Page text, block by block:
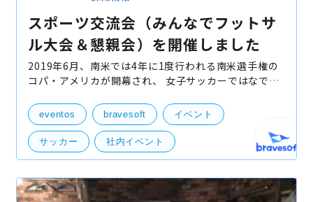
スポーツ交流会（みんなでフットサ
ル大会＆懇親会）を開催しました
2019年6月、南米では4年に1度行われる南米選手権の
コパ・アメリカが開幕され、 女子サッカーではなでし
勝戦を戦い、 そしてなんとも言ってもFC東京の久保選
手のレア
eventos bravesoft イベント
サッカー 社内イベント
フットサル 部活動